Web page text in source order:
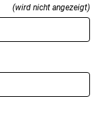
(wird nicht angezeigt)